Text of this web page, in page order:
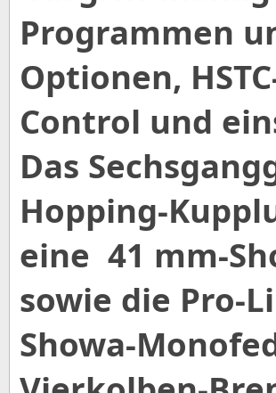
Programmen
Optionen,
Control und
Das
Hopping-
eine 41 mm-
sowie die Pro-
Showa-